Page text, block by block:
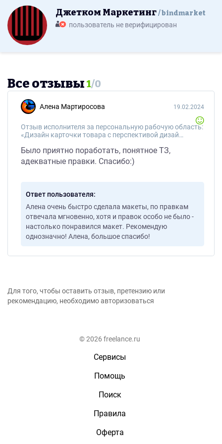
Джетком Маркетинг bindmarket
пользователь не верифицирован
Все отзывы1/0
Алена Мартиросова
Отзыв исполнителя за персональную рабочую область:
«Дизайн карточки товара с перспективой дизайна всех страниц сайта»
19.02.2024
Было приятно поработать, понятное ТЗ,
адекватные правки. Спасибо:)
Ответ пользователя
Алена очень быстро сделала макеты, по правкам
отвечала мгновенно, хотя и правок особо не было -
настолько понравился макет. Рекомендую
однозначно! Алена, большое спасибо!
Для того, чтобы оставить отзыв, претензию или
рекомендацию, необходимо авторизоваться
© 2026 freelance.ru
Сервисы
Помощь
Поиск
Правила
Оферта